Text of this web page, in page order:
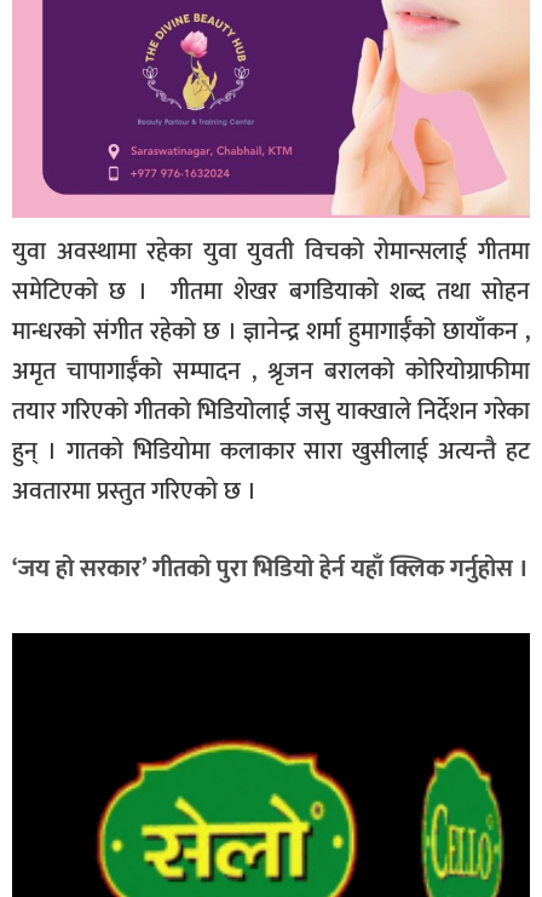
युवा अवस्थामा रहेका युवा युवती विचको रोमान्सलाई गीतमा
समेटिएको छ । गीतमा शेखर बगडियाको शब्द तथा सोहन
मान्धरको संगीत रहेको छ । ज्ञानेन्द्र शर्मा हुमागाईँको छायाँकन ,
अमृत चापागाईँको सम्पादन , श्रृजन बरालको कोरियोग्राफीमा
तयार गरिएको गीतको भिडियोलाई जसु याक्खाले निर्देशन गरेका
हुन् । गातकाे भिडियाेमा कलाकार सारा खुसीलाई अत्यन्तै हट
अवतारमा प्रस्तुत गरिएकाे छ ।
‘जय हो सरकार’ गीतको पुरा भिडियो हेर्न यहाँ क्लिक गर्नुहोस ।